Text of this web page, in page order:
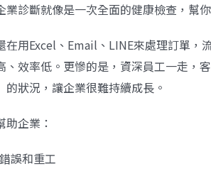
業診斷就像是一次全面的健康檢查，幫
在用Excel、Email、LINE來處理訂單，
、效率低。更慘的是，資深員工一走，
狀況，讓企業很難持續成長。
企業：
誤和重工